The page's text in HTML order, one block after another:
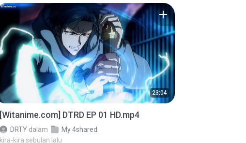
23:04
[Witanime.com] DTRD EP 01 HD.mp4
DRTY dalam
My 4shared
kira-kira sebulan lalu